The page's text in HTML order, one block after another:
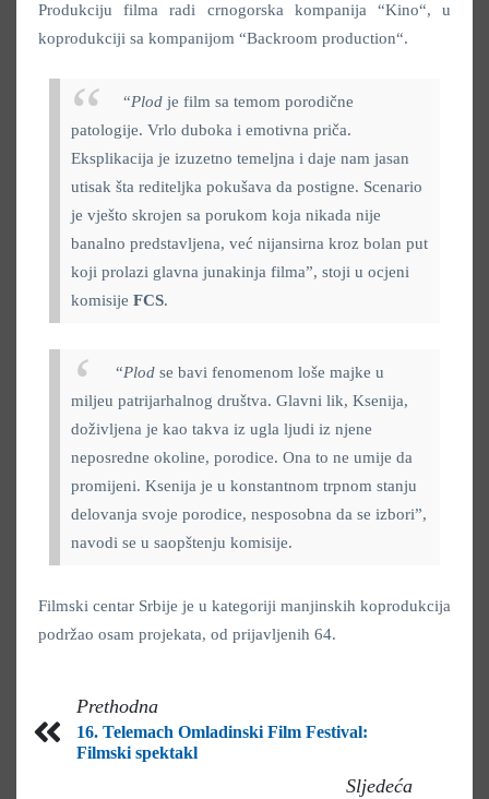
Produkciju filma radi crnogorska kompanija “Kino“, u
koprodukciji sa kompanijom “Backroom production“.
“Plod je film sa temom porodične
patologije. Vrlo duboka i emotivna priča.
Eksplikacija je izuzetno temeljna i daje nam jasan
utisak šta rediteljka pokušava da postigne. Scenario
je vješto skrojen sa porukom koja nikada nije
banalno predstavljena, već nijansirna kroz bolan put
koji prolazi glavna junakinja filma”, stoji u ocjeni
komisije FCS.
“Plod se bavi fenomenom loše majke u
miljeu patrijarhalnog društva. Glavni lik, Ksenija,
doživljena je kao takva iz ugla ljudi iz njene
neposredne okoline, porodice. Ona to ne umije da
promijeni. Ksenija je u konstantnom trpnom stanju
delovanja svoje porodice, nesposobna da se izbori”,
navodi se u saopštenju komisije.
Filmski centar Srbije je u kategoriji manjinskih koprodukcija
podržao osam projekata, od prijavljenih 64.
Prethodna
16. Telemach Omladinski Film Festival:
Filmski spektakl
Sljedeća